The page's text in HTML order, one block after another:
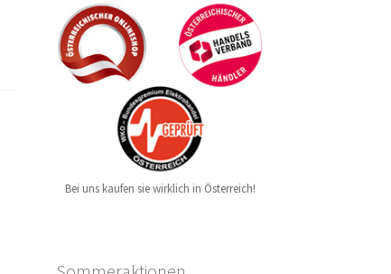
Bei uns kaufen sie wirklich in Österreich!